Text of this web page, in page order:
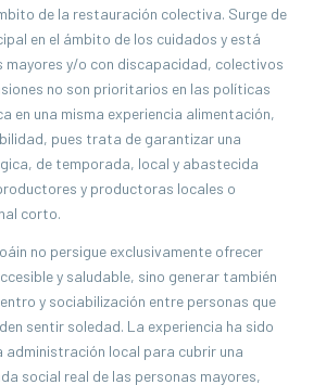
de la restauración colectiva. Surge de
en el ámbito de los cuidados y está
mayores y/o con discapacidad, colectivos
no son prioritarios en las políticas
en una misma experiencia alimentación,
pues trata de garantizar una
de temporada, local y abastecida
y productoras locales o
corto.
no persigue exclusivamente ofrecer
y saludable, sino generar también
y sociabilización entre personas que
sentir soledad. La experiencia ha sido
administración local para cubrir una
social real de las personas mayores,